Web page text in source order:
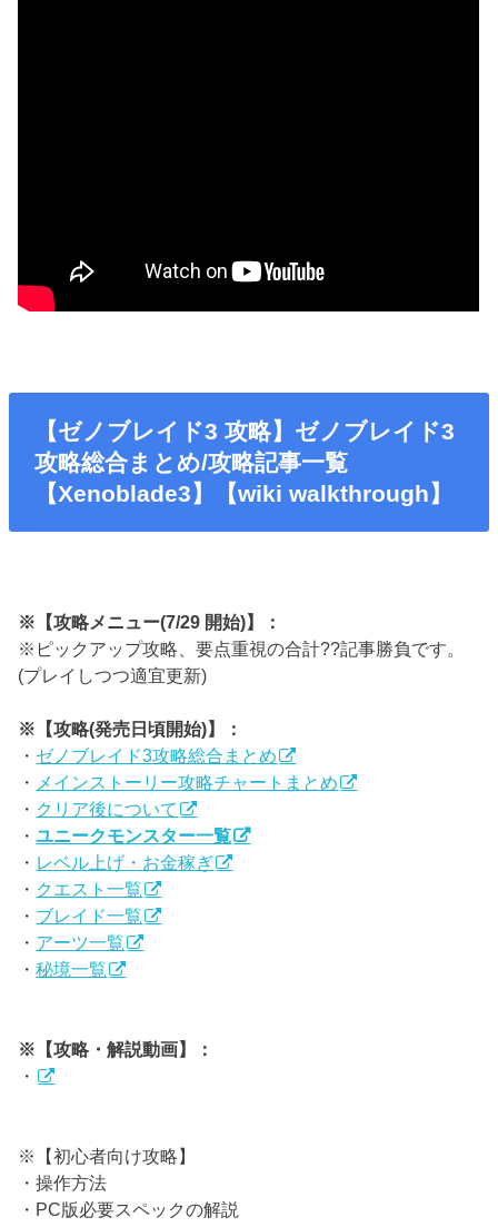
【ゼノブレイド3 攻略】ゼノブレイド3
攻略総合まとめ/攻略記事一覧
【Xenoblade3】【wiki walkthrough】
※【攻略メニュー(7/29 開始)】：
※ピックアップ攻略、要点重視の合計??記事勝負です。
(プレイしつつ適宜更新)
※【攻略(発売日頃開始)】：
・ ゼノブレイド3攻略総合まとめ
・ メインストーリー攻略チャートまとめ
・ クリア後について
・ユニークモンスター一覧
・ レベル上げ・お金稼ぎ
・ クエスト一覧
・ ブレイド一覧
・ アーツ一覧
・秘境一覧
※【攻略・解説動画】：
・
※【初心者向け攻略】
・操作方法
・PC版必要スペックの解説